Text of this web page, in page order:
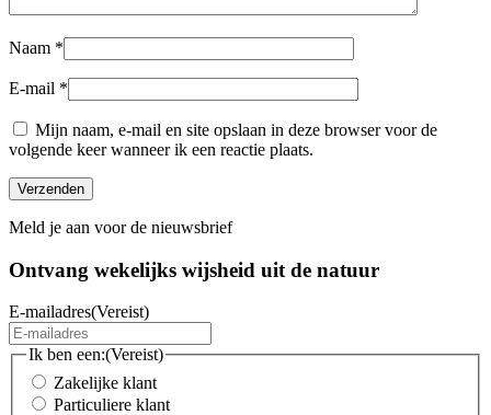
Naam *
E-mail *
Mijn naam, e-mail en site opslaan in deze browser voor de
volgende keer wanneer ik een reactie plaats.
Meld je aan voor de nieuwsbrief
Ontvang wekelijks wijsheid uit de natuur
E-mailadres(Vereist)
Ik ben een:(Vereist)
Zakelijke klant
Particuliere klant